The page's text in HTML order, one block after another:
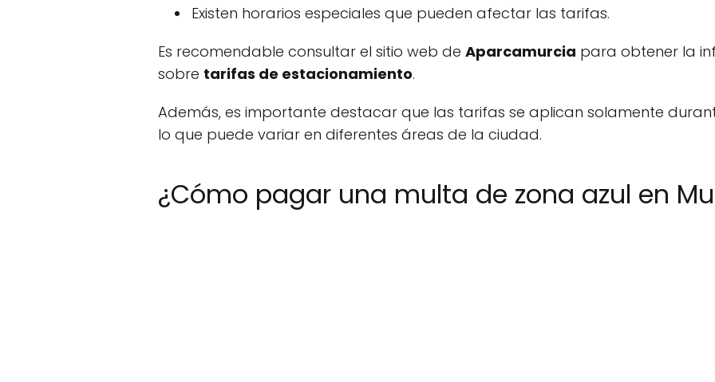
Existen horarios especiales que pueden afectar las tarifas.
Es recomendable consultar el sitio web de Aparcamurcia para obtener la
sobre tarifas de estacionamiento.
Además, es importante destacar que las tarifas se aplican solamente
lo que puede variar en diferentes áreas de la ciudad.
¿Cómo pagar una multa de zona azul en